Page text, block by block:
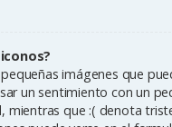
imágenes que
un sentimiento con un
mientras que :( denota